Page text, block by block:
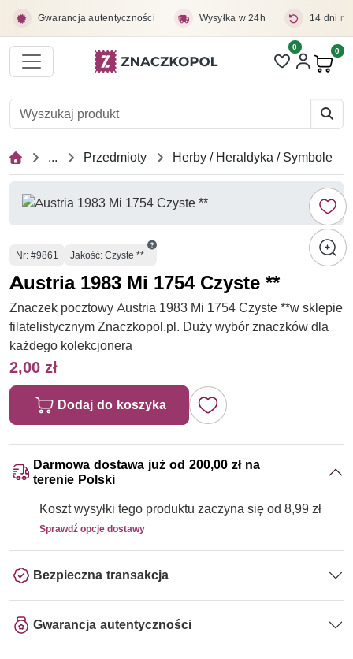
Gwarancja autentyczności Wysyłka w 24h 14 dni
Liczba pozycji
0 0
... Przedmioty Herby / Heraldyka / Symbole
Numer
Nr: #9861 Jakość: Czyste **
Austria 1983 Mi 1754 Czyste **
Znaczek pocztowy Austria 1983 Mi 1754 Czyste **w sklepie
filatelistycznym Znaczkopol.pl. Duży wybór znaczków dla
każdego kolekcjonera
2,00 zł
Dodaj do koszyka
Darmowa dostawa już od 200,00 zł na
terenie Polski
Koszt wysyłki tego produktu zaczyna się od 8,99 zł
Sprawdź opcje dostawy
Bezpieczna transakcja
Gwarancja autentyczności